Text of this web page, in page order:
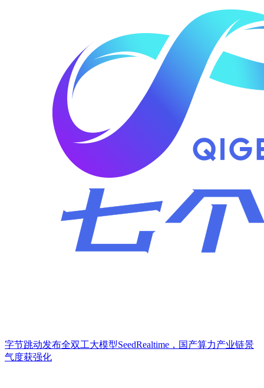
字节跳动发布全双工大模型SeedRealtime，国产算力产业链景
气度获强化